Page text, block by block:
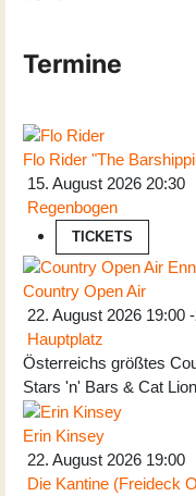
Termine
Flo Rider "The
15. August 2026 20:30
Regenbogen
TICKETS
Country Open Air
22. August 2026 19:00 -
Hauptplatz
Österreichs größtes
Stars 'n' Bars & Cat Lion
Erin Kinsey
22. August 2026 19:00
Die Kantine (Freideck